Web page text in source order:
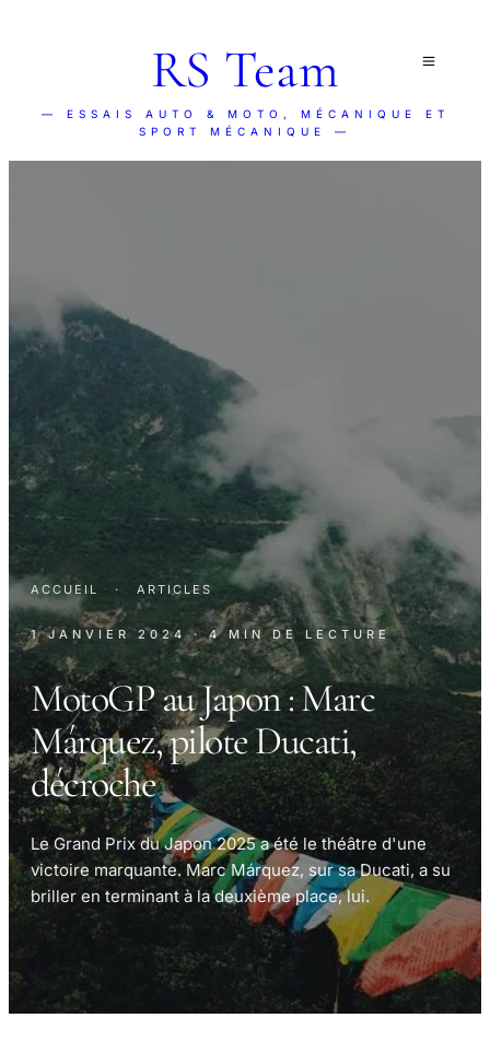
RS Team
— ESSAIS AUTO & MOTO, MÉCANIQUE ET
SPORT MÉCANIQUE —
ACCUEIL · ARTICLES
1 JANVIER 2024 · 4 MIN DE LECTURE
MotoGP au Japon : Marc
Márquez, pilote Ducati,
décroche
Le Grand Prix du Japon 2025 a été le théâtre d'une
victoire marquante. Marc Márquez, sur sa Ducati, a su
briller en terminant à la deuxième place, lui.